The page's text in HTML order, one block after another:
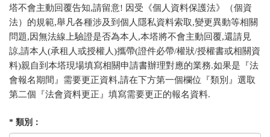
塔不會主動回覆告知,請留意! 因受《個人資料保護法》（個資
法）的規範,舉凡各種涉及到個人隱私資料索取,變更異動等相關
問題,因無法線上驗證是否為本人,本塔將不會主動回覆,還請見
諒,請本人(承租人或授權人)攜帶(證件必帶/權狀/授權書或相關資
料)親自到本塔現場填寫相關申請書辦理對應的業務.如果是『法
會報名期間』需要更正資料,請在下方第一個欄位『類別』選取
第二個『法會資料更正』填寫需要更正的報名資料.
* 類別：